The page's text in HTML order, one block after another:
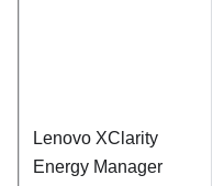
Lenovo XClarity
Energy Manager